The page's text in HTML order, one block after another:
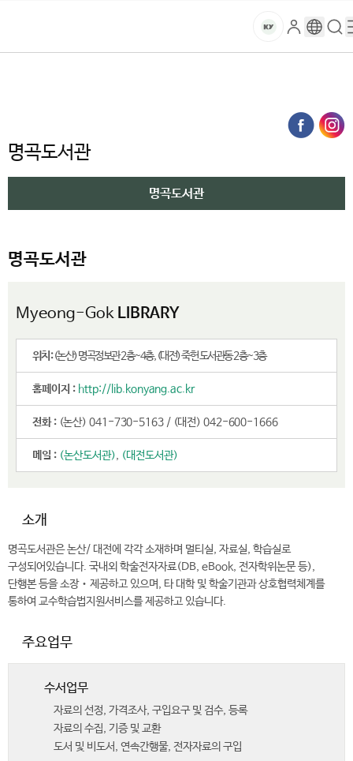
건
학
교
마
로
그
구
글
검
색
뉴
경
명곡도서관
페
략
기
팀
이
명곡도서관
명곡도서관
Myeong-Gok LIBRARY
위치 :(논산) 명곡정보관 2층~4층, (대전) 죽헌 도서관동 2층~3층
홈페이지 : http://lib.konyang.ac.kr
전화 : (논산) 041-730-5163 / (대전) 042-600-1666
메일 : (논산도서관), (대전도서관)
소개
명곡도서관은 논산/ 대전에 각각 소재하며 멀티실, 자료실, 학습실로
구성되어있습니다. 국내외 학술전자자료(DB, eBook, 전자학위논문 등),
단행본 등을 소장‧제공하고 있으며, 타 대학 및 학술기관과 상호협력체계를
통하여 교수학습법지원서비스를 제공하고 있습니다.
주요업무
수서업무
자료의 선정, 가격조사, 구입요구 및 검수, 등록
자료의 수집, 기증 및 교환
도서 및 비도서, 연속간행물, 전자자료의 구입